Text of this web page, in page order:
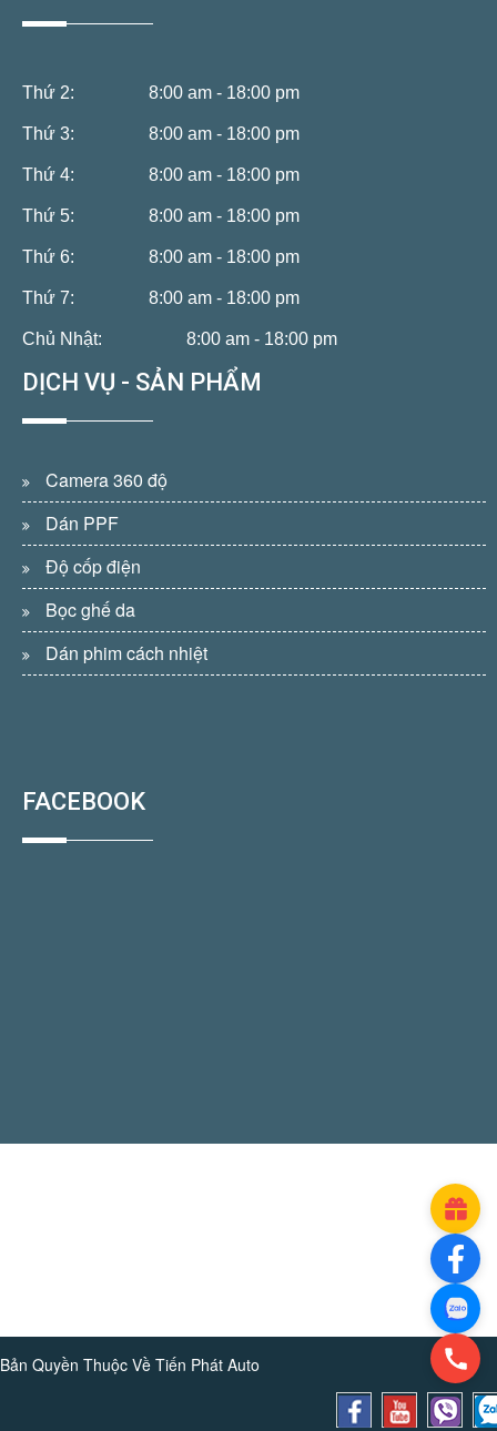
Thứ 2: 8:00 am - 18:00 pm
Thứ 3: 8:00 am - 18:00 pm
Thứ 4: 8:00 am - 18:00 pm
Thứ 5: 8:00 am - 18:00 pm
Thứ 6: 8:00 am - 18:00 pm
Thứ 7: 8:00 am - 18:00 pm
Chủ Nhật: 8:00 am - 18:00 pm
DỊCH VỤ - SẢN PHẨM
Camera 360 độ
Dán PPF
Độ cốp điện
Bọc ghế da
Dán phim cách nhiệt
FACEBOOK
Bản Quyền Thuộc Về Tiến Phát Auto